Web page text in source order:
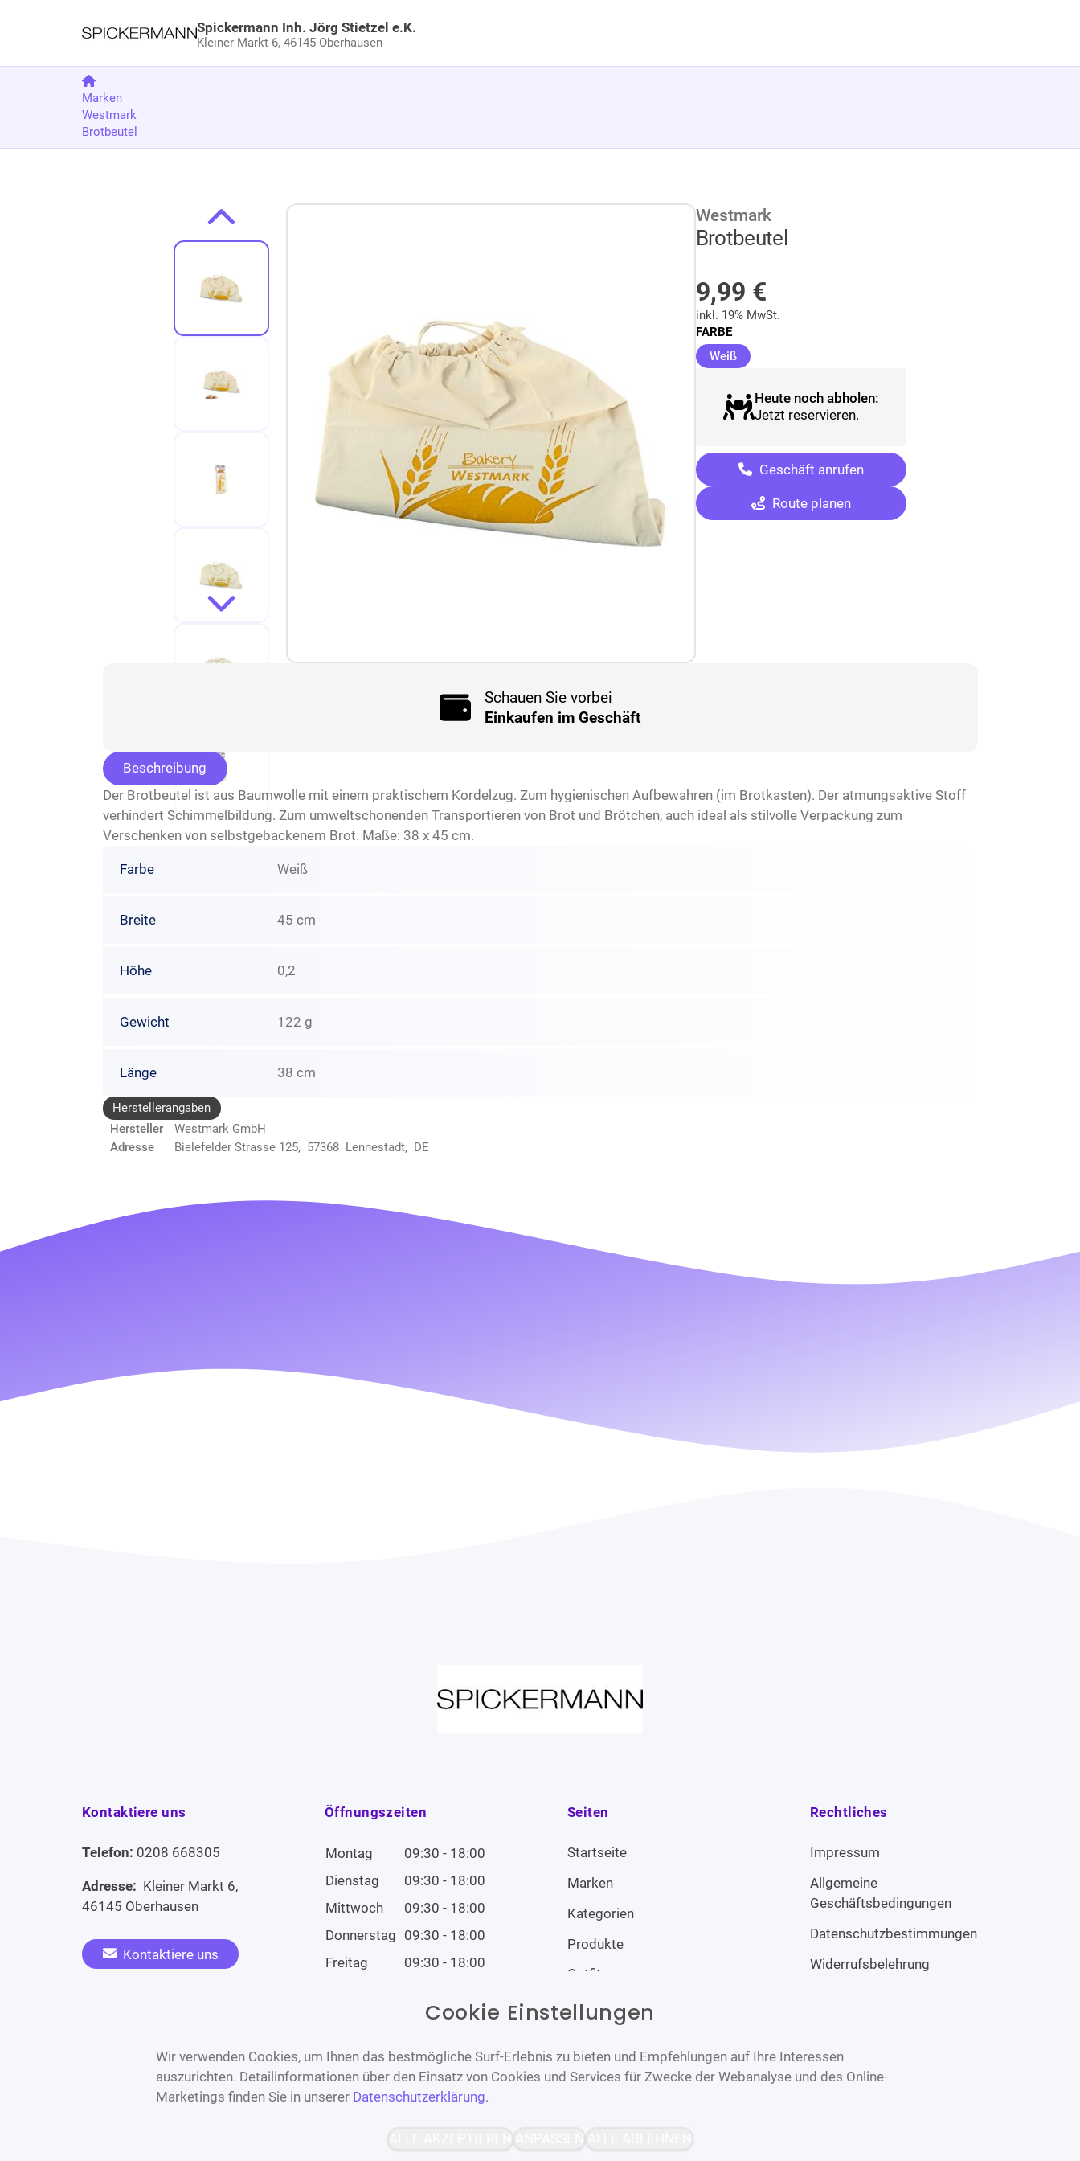
Spickermann Inh. Jörg Stietzel e.K.
Kleiner Markt 6, 46145 Oberhausen
Marken
Westmark
Brotbeutel
Zur Produktbeschreibung springen Westmark
Brotbeutel
9,99 €
inkl. 19% MwSt.
FARBE
Weiß(ausgewählt)
Heute noch abholen:
Jetzt reservieren.
Geschäft anrufen
Route planen
Schauen Sie vorbei
Einkaufen im Geschäft
Beschreibung
Der Brotbeutel ist aus Baumwolle mit einem praktischem Kordelzug. Zum hygienischen Aufbewahren (im Brotkasten). Der atmungsaktive Stoff
verhindert Schimmelbildung. Zum umweltschonenden Transportieren von Brot und Brötchen, auch ideal als stilvolle Verpackung zum
Verschenken von selbstgebackenem Brot. Maße: 38 x 45 cm.
Farbe Weiß
Breite 45 cm
Höhe 0,2
Gewicht 122 g
Länge 38 cm
Herstellerangaben
Hersteller
Westmark GmbH
Adresse
Bielefelder Strasse 125, 57368 Lennestadt, DE
Kontaktiere uns
Telefon: 0208 668305
Adresse: Kleiner Markt 6,
46145 Oberhausen
Kontaktiere uns
Öffnungszeiten
Montag
09:30 - 18:00
Dienstag
09:30 - 18:00
Mittwoch
09:30 - 18:00
Donnerstag 09:30 - 18:00
Freitag
09:30 - 18:00
Geschlossen
Seiten
Startseite
Marken
Kategorien
Produkte
Outfits
Rechtliches
Impressum
Allgemeine
Geschäftsbedingungen
Datenschutzbestimmungen
Widerrufsbelehrung
Bereitgestellt von
Cookie Einstellungen
Wir verwenden Cookies, um Ihnen das bestmögliche Surf-Erlebnis zu bieten und Empfehlungen auf Ihre Interessen
auszurichten. Detailinformationen über den Einsatz von Cookies und Services für Zwecke der Webanalyse und des Online-
Marketings finden Sie in unserer Datenschutzerklärung.
ALLE AKZEPTIEREN ANPASSEN ALLE ABLEHNEN